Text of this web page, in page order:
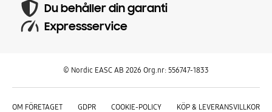
Du behåller din garanti
Expressservice
© Nordic EASC AB 2026 Org.nr: 556747-1833
OM FÖRETAGET GDPR COOKIE-POLICY KÖP & LEVERANSVILLKOR